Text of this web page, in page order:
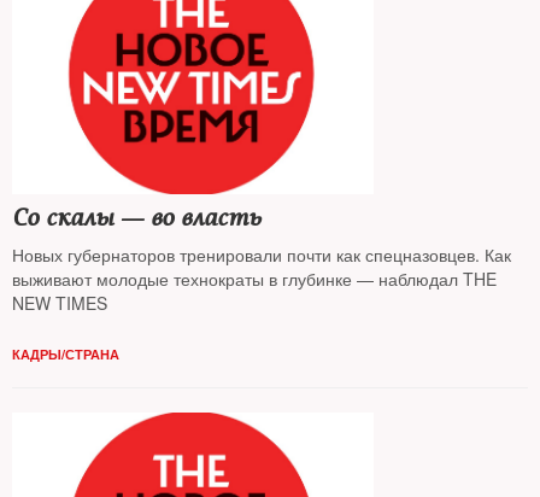
Со скалы — во власть
Новых губернаторов тренировали почти как спецназовцев. Как
выживают молодые технократы в глубинке — наблюдал THE
NEW TIMES
КАДРЫ/СТРАНА